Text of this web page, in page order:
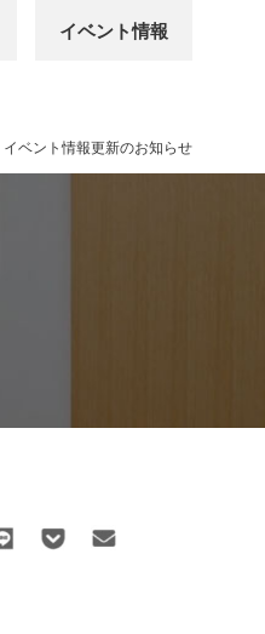
イベント情報
イベント情報更新のお知らせ